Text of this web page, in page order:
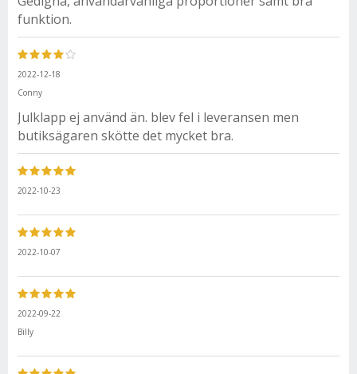
funktion.
2022-12-18
Conny
Julklapp ej använd än. blev fel i leveransen men
butiksägaren skötte det mycket bra.
2022-10-23
2022-10-07
2022-09-22
Billy